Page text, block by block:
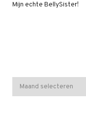
Mijn echte BellySister!